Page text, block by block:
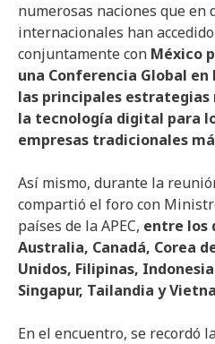
numerosas naciones que en
internacionales han
conjuntamente con México
una Conferencia Global
las principales estrategias
la tecnología digital para
empresas tradicionales
Así mismo, durante la
compartió el foro con
países de la APEC, entre los
Australia, Canadá, Corea
Unidos, Filipinas,
Singapur, Tailandia y
En el encuentro, se recordó